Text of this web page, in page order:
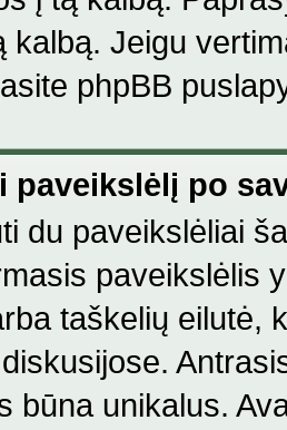
kalbą. Jeigu
phpBB
paveikslėlį po
du paveikslėliai
paveikslėlis
taškelių eilutė,
būna unikalus.